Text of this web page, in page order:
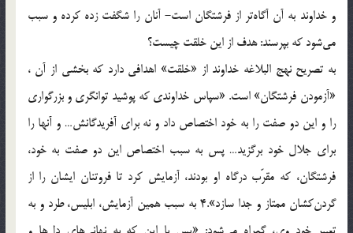
و خداوند به آن آگاه‌تر از فرشتگان است- آنان را شگفت زده كرده و سبب
مى‌شود كه بپرسند: هدف از اين خلقت چيست؟
به تصريح نهج البلاغه خداوند از «خلقت» اهدافى دارد كه بخشى از آن ،
«آزمودن فرشتگان» است. «سپاس خداوندى كه پوشيد توانگرى و بزرگوارى
را و اين دو صفت را به خود اختصاص داد و نه براى آفريدگانش… و آنها را
براى جلال خود برگزيد… پس به سبب اختصاص اين دو صفت به خود،
فرشتگان، كه مقرّب درگاه او بودند، آزمايش كرد تا فروتنان ايشان را از
گردن‌كشان ممتاز و جدا سازد».4 به سبب همين آزمايش، ابليس، طرد و به